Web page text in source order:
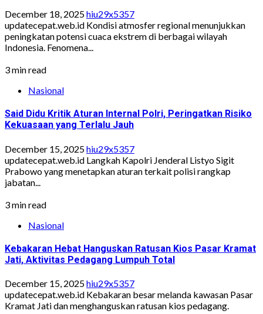
December 18, 2025hiu29x5357
updatecepat.web.id Kondisi atmosfer regional menunjukkan
peningkatan potensi cuaca ekstrem di berbagai wilayah
Indonesia. Fenomena...
3 min read
Nasional
Said Didu Kritik Aturan Internal Polri, Peringatkan Risiko
Kekuasaan yang Terlalu Jauh
December 15, 2025hiu29x5357
updatecepat.web.id Langkah Kapolri Jenderal Listyo Sigit
Prabowo yang menetapkan aturan terkait polisi rangkap
jabatan...
3 min read
Nasional
Kebakaran Hebat Hanguskan Ratusan Kios Pasar Kramat
Jati, Aktivitas Pedagang Lumpuh Total
December 15, 2025hiu29x5357
updatecepat.web.id Kebakaran besar melanda kawasan Pasar
Kramat Jati dan menghanguskan ratusan kios pedagang.